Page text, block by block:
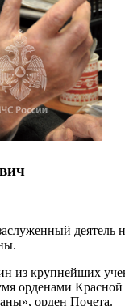
деятель
из крупнейших
орденами
орден Почета.